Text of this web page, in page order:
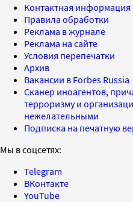
Контактная информация
Правила обработки
Реклама в журнале
Реклама на сайте
Условия перепечатки
Архив
Вакансии в Forbes Russia
Сканер иноагентов,
терроризму и
нежелательными
Подписка на печатную
Мы в соцсетях:
Telegram
ВКонтакте
YouTube